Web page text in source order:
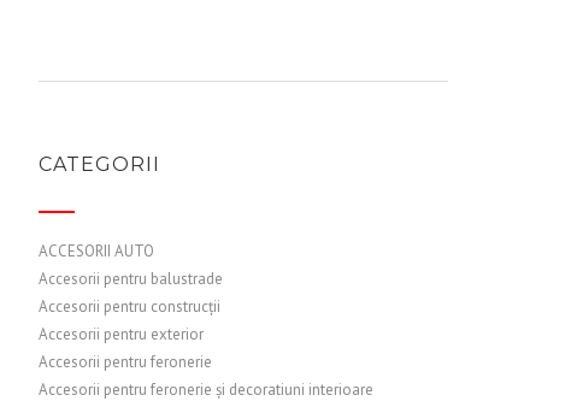
CATEGORII
ACCESORII AUTO
Accesorii pentru balustrade
Accesorii pentru construcții
Accesorii pentru exterior
Accesorii pentru feronerie
Accesorii pentru feronerie și decoratiuni interioare